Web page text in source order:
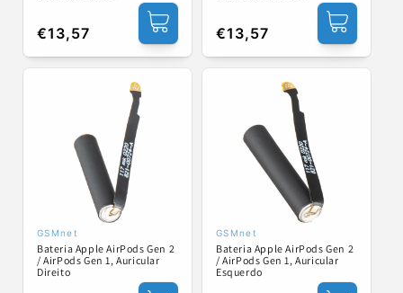
Preço
normal
€13,57
Preço
normal
€13,57
Fornecedor:
GSMnet
Bateria Apple AirPods Gen 2
/ AirPods Gen 1, Auricular
Direito
Fornecedor:
GSMnet
Bateria Apple AirPods Gen 2
/ AirPods Gen 1, Auricular
Esquerdo